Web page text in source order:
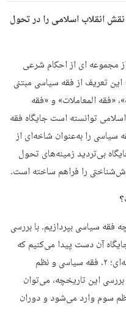
انقلاب اسلامی را در تحول
مجموعه ای از احکام شرعی
تعریف از فقه سیاسی مبتنی
«فقه المعاملات» و «فقه
توانسته است جایگاه فقه
را به‌عنوان شاخه‌ای از
بی‌تردید زمینه‌های تحول
را فراهم ساخته است.
فقه سیاسی بپردازیم. با بررسی
آن دست پیدا می‌کنیم که
عبارت است از : ۱. فقه سیاسی و نظم تقیه‌ای؛ ۲. فقه سیاسی و نظم
با بررسی این تاریخچه، می‌توان
سوم وارد می‌شود و دوران